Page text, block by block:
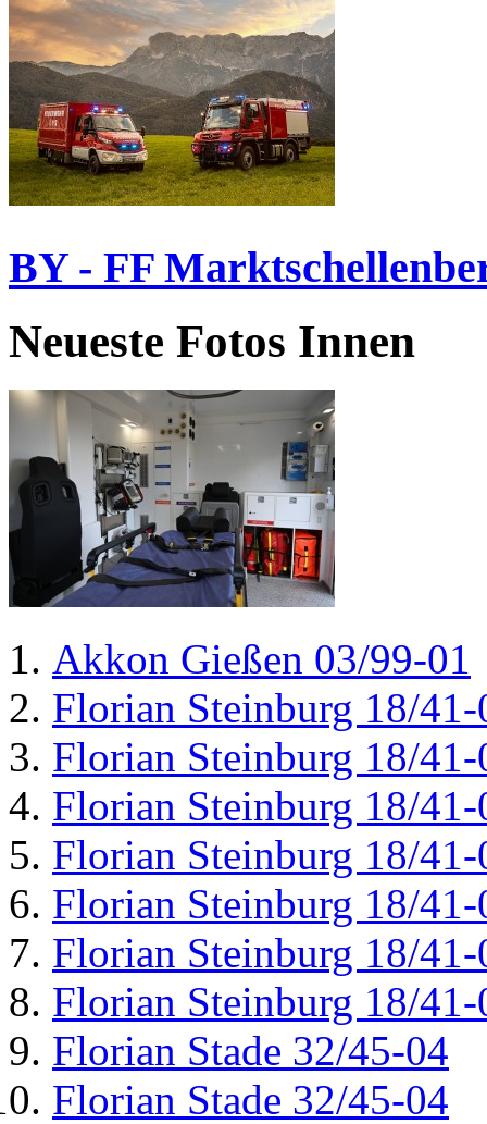
BY - FF
Neueste Fotos Innen
Akkon Gießen 03/99-01
Florian Steinburg 18/41-
Florian Steinburg 18/41-
Florian Steinburg 18/41-
Florian Steinburg 18/41-
Florian Steinburg 18/41-
Florian Steinburg 18/41-
Florian Steinburg 18/41-
Florian Stade 32/45-04
Florian Stade 32/45-04